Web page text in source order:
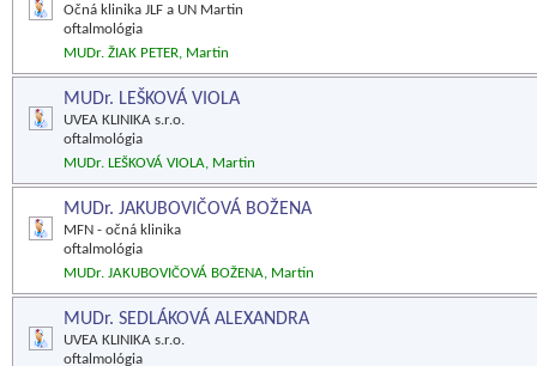
Očná klinika JLF a UN Martin
oftalmológia
MUDr. ŽIAK PETER, Martin
MUDr. LEŠKOVÁ VIOLA
UVEA KLINIKA s.r.o.
oftalmológia
MUDr. LEŠKOVÁ VIOLA, Martin
MUDr. JAKUBOVIČOVÁ BOŽENA
MFN - očná klinika
oftalmológia
MUDr. JAKUBOVIČOVÁ BOŽENA, Martin
MUDr. SEDLÁKOVÁ ALEXANDRA
UVEA KLINIKA s.r.o.
oftalmológia